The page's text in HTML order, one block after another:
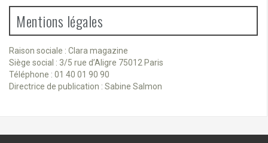
Mentions légales
Raison sociale : Clara magazine
Siège social : 3/5 rue d’Aligre 75012 Paris
Téléphone : 01 40 01 90 90
Directrice de publication : Sabine Salmon